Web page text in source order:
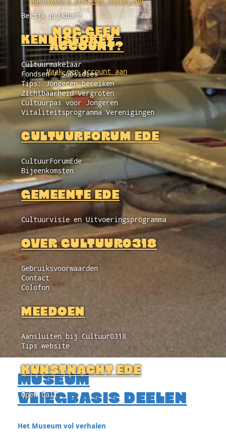
NOG GEEN
ACCOUNT?
Maak een account aan
Bekijk prikbord
KENNISLOKET
Cultuurmakelaar
Fondsen / Subsidies
Tips: Jongeren bereiken
Zichtbaarheid vergroten
Cultuurpas voor Jongeren
Vitaliteitsprogramma Verenigingen
CULTUURFORUM EDE
CultuurForumEde
Bijeenkomsten
GEMEENTE EDE
Cultuurvisie en Uitvoeringsprogramma
OVER CULTUUR0318
Gebruiksvoorwaarden
Contact
Colofon
MEEDOEN
Aansluiten bij Cultuur0318
Tips website
KUNSTNACHT EDE
Open Call
MUSEUM
VLIEGBASIS DEELEN
Het Museum vol verhalen